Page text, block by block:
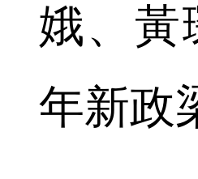
娥、黃
年新政